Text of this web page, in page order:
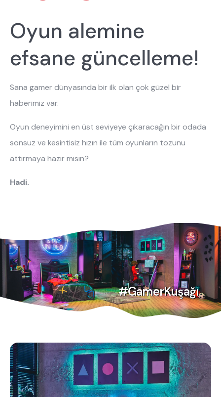
Oyun alemine
efsane güncelleme!
Sana gamer dünyasında bir ilk olan çok güzel bir
haberimiz var.
Oyun deneyimini en üst seviyeye çıkaracağın bir odada
sonsuz ve kesintisiz hızın ile tüm oyunların tozunu
attırmaya hazır mısın?
Hadi.
#GamerKuşağı